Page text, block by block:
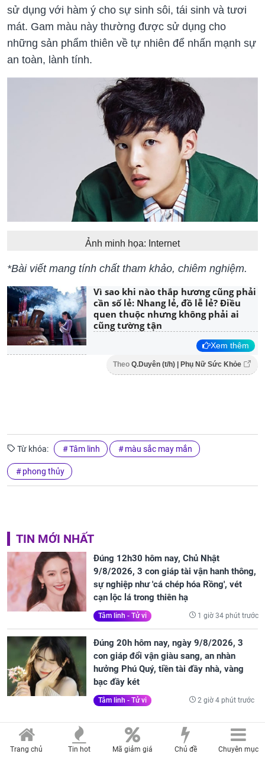
sử dụng với hàm ý cho sự sinh sôi, tái sinh và tươi
mát. Gam màu này thường được sử dụng cho
những sản phẩm thiên về tự nhiên để nhấn mạnh sự
an toàn, lành tính.
Ảnh minh họa: Internet
*Bài viết mang tính chất tham khảo, chiêm nghiệm.
Vì sao khi nào thắp hương cũng phải
cần số lẻ: Nhang lẻ, đồ lễ lẻ? Điều
quen thuộc nhưng không phải ai
cũng tường tận
Xem thêm
Theo Q.Duyên (t/h) | Phụ Nữ Sức Khỏe
Từ khóa: Tâm linh màu sắc may mắn
phong thủy
TIN MỚI NHẤT
Đúng 12h30 hôm nay, Chủ Nhật
9/8/2026, 3 con giáp tài vận hanh thông,
sự nghiệp như 'cá chép hóa Rồng', vét
cạn lộc lá trong thiên hạ
Tâm linh - Tử vi 1 giờ 34 phút trước
Đúng 20h hôm nay, ngày 9/8/2026, 3
con giáp đổi vận giàu sang, an nhàn
hưởng Phú Quý, tiền tài đầy nhà, vàng
bạc đầy két
Tâm linh - Tử vi 2 giờ 4 phút trước
Đúng ngày mai, thứ Hai 10/8/2026, 3
con giáp được Quý Nhân nâng đỡ, tài lộc
Trang chủ Tin hot Mã giảm giá Chủ đề Chuyên mục